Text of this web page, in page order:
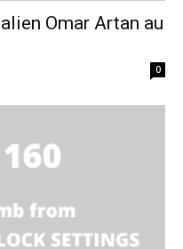
Omar Artan au
0